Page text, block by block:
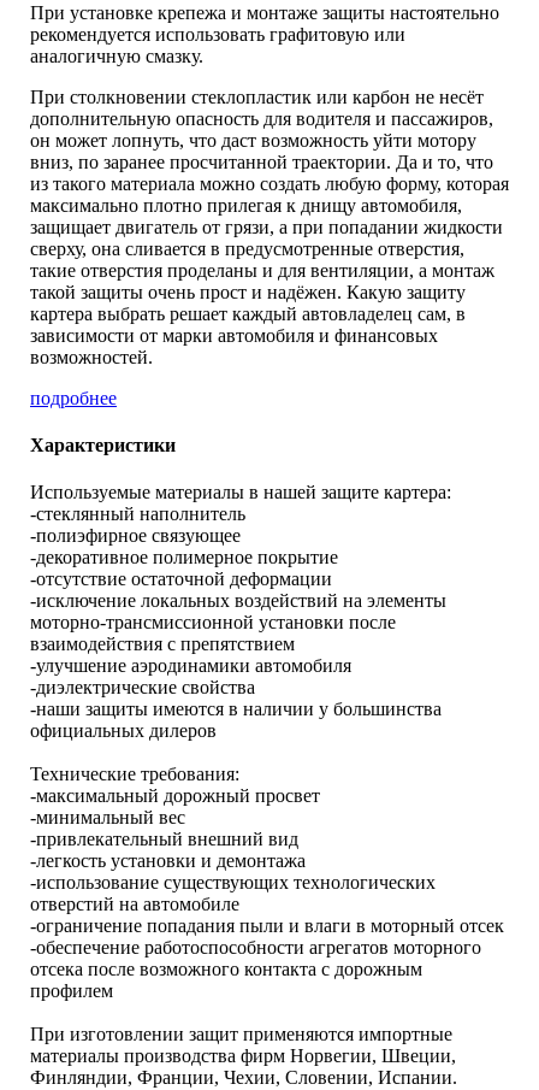
При установке крепежа и монтаже защиты настоятельно
рекомендуется использовать графитовую или
аналогичную смазку.
При столкновении стеклопластик или карбон не несёт
дополнительную опасность для водителя и пассажиров,
он может лопнуть, что даст возможность уйти мотору
вниз, по заранее просчитанной траектории. Да и то, что
из такого материала можно создать любую форму, которая
максимально плотно прилегая к днищу автомобиля,
защищает двигатель от грязи, а при попадании жидкости
сверху, она сливается в предусмотренные отверстия,
такие отверстия проделаны и для вентиляции, а монтаж
такой защиты очень прост и надёжен. Какую защиту
картера выбрать решает каждый автовладелец сам, в
зависимости от марки автомобиля и финансовых
возможностей.
подробнее
Характеристики
Используемые материалы в нашей защите картера:
-стеклянный наполнитель
-полиэфирное связующее
-декоративное полимерное покрытие
-отсутствие остаточной деформации
-исключение локальных воздействий на элементы
моторно-трансмиссионной установки после
взаимодействия с препятствием
-улучшение аэродинамики автомобиля
-диэлектрические свойства
-наши защиты имеются в наличии у большинства
официальных дилеров
Технические требования:
-максимальный дорожный просвет
-минимальный вес
-привлекательный внешний вид
-легкость установки и демонтажа
-использование существующих технологических
отверстий на автомобиле
-ограничение попадания пыли и влаги в моторный отсек
-обеспечение работоспособности агрегатов моторного
отсека после возможного контакта с дорожным
профилем
При изготовлении защит применяются импортные
материалы производства фирм Норвегии, Швеции,
Финляндии, Франции, Чехии, Словении, Испании.